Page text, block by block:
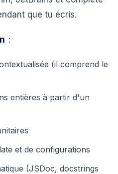
que tu écris.
:
(il comprend le
entières à partir d'un
et de configurations
(JSDoc, docstrings